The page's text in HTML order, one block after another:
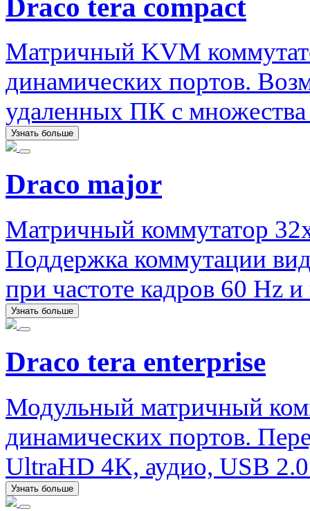
Draco tera compact
Матричный KVM
динамических портов.
удаленных ПК с
Узнать больше
Draco major
Матричный коммутатор
Поддержка коммутации
при частоте кадров 60 Hz
Узнать больше
Draco tera enterprise
Модульный матричный
динамических портов.
UltraHD 4K, аудио, USB
Узнать больше